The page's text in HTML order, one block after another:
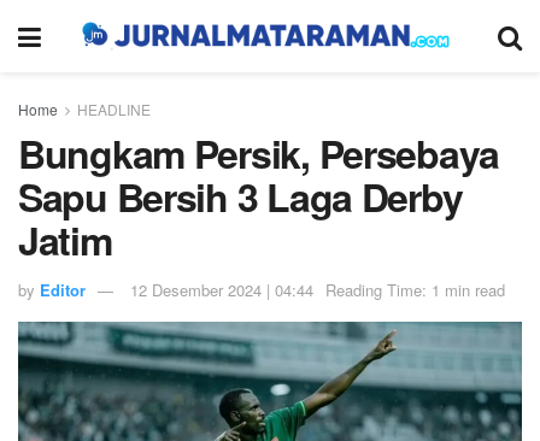
Home HEADLINE
Bungkam Persik, Persebaya
Sapu Bersih 3 Laga Derby
Jatim
by Editor 12 Desember 2024 | 04:44 Reading Time: 1 min read